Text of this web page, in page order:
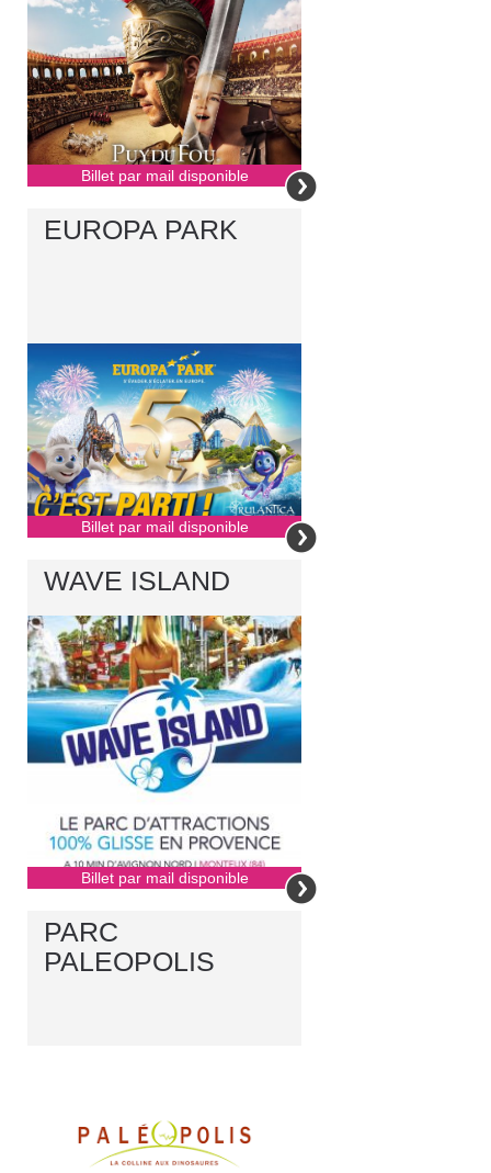
Billet par mail disponible
Billet par mail disponible
EUROPA PARK
Billet par mail disponible
WAVE ISLAND
PARC
PALEOPOLIS